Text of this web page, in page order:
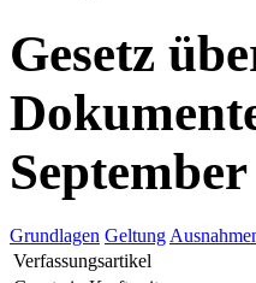
Gesetz
Grundlagen Geltung
Verfassungsartikel